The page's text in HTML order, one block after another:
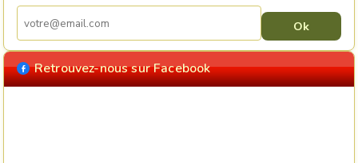
Retrouvez-nous sur Facebook